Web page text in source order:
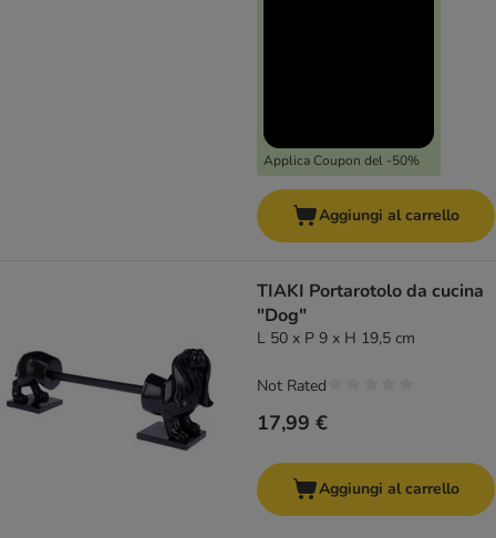
Applica Coupon del -50%
Aggiungi al carrello
TIAKI Portarotolo da cucina
"Dog"
L 50 x P 9 x H 19,5 cm
17,99 €
Not Rated
Aggiungi al carrello